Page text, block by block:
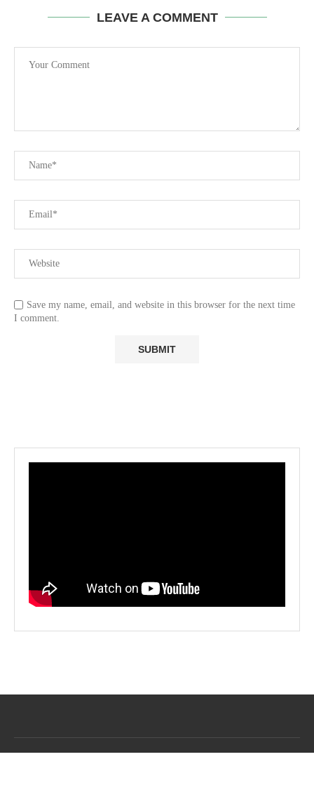
LEAVE A COMMENT
Save my name, email, and website in this browser for the next time
I comment.